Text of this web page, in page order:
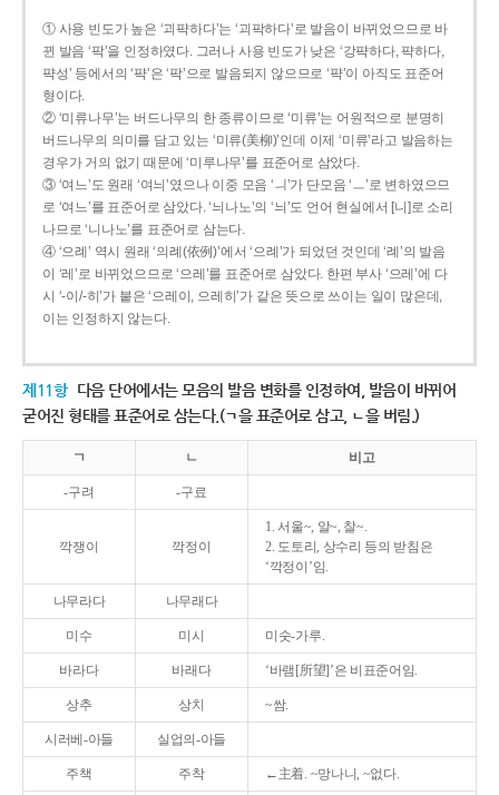
① 사용 빈도가 높은 ‘괴퍅하다’는 ‘괴팍하다’로 발음이 바뀌었으므로 바
뀐 발음 ‘팍’을 인정하였다. 그러나 사용 빈도가 낮은 ‘강퍅하다, 퍅하다,
퍅성’ 등에서의 ‘퍅’은 ‘팍’으로 발음되지 않으므로 ‘퍅’이 아직도 표준어
형이다.
② ‘미류나무’는 버드나무의 한 종류이므로 ‘미류’는 어원적으로 분명히
버드나무의 의미를 담고 있는 ‘미류(美柳)’인데 이제 ‘미류’라고 발음하는
경우가 거의 없기 때문에 ‘미루나무’를 표준어로 삼았다.
③ ‘여느’도 원래 ‘여늬’였으나 이중 모음 ‘ㅢ’가 단모음 ‘ㅡ’로 변하였으므
로 ‘여느’를 표준어로 삼았다. ‘늬나노’의 ‘늬’도 언어 현실에서 [니]로 소리
나므로 ‘니나노’를 표준어로 삼는다.
④ ‘으례’ 역시 원래 ‘의례(依例)’에서 ‘으례’가 되었던 것인데 ‘례’의 발음
이 ‘레’로 바뀌었으므로 ‘으레’를 표준어로 삼았다. 한편 부사 ‘으레’에 다
시 ‘-이/-히’가 붙은 ‘으레이, 으레히’가 같은 뜻으로 쓰이는 일이 많은데,
이는 인정하지 않는다.
제11항 다음 단어에서는 모음의 발음 변화를 인정하여, 발음이 바뀌어
굳어진 형태를 표준어로 삼는다.(ㄱ을 표준어로 삼고, ㄴ을 버림.)
ㄱ ㄴ 비고
-구려 -구료
깍쟁이 깍정이
1. 서울~, 알~, 찰~.
2. 도토리, 상수리 등의 받침은
‘깍정이’임.
나무라다 나무래다
미수 미시 미숫-가루.
바라다 바래다 ‘바램[所望]’은 비표준어임.
상추 상치 ~쌈.
시러베-아들 실업의-아들
주책 주착 ←主着. ~망나니, ~없다.